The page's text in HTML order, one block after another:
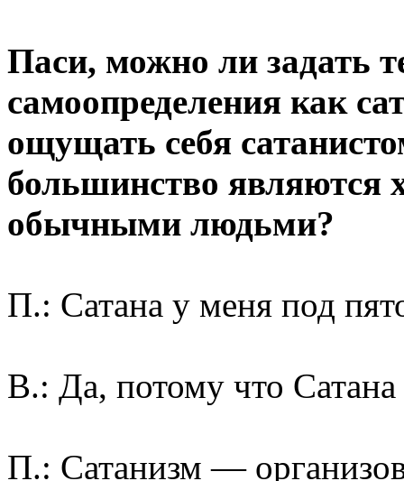
Паси, можно ли задать
самоопределения как
ощущать себя
большинство являются
обычными людьми?
П.: Сатана у меня под
В.: Да, потому что
П.: Сатанизм —